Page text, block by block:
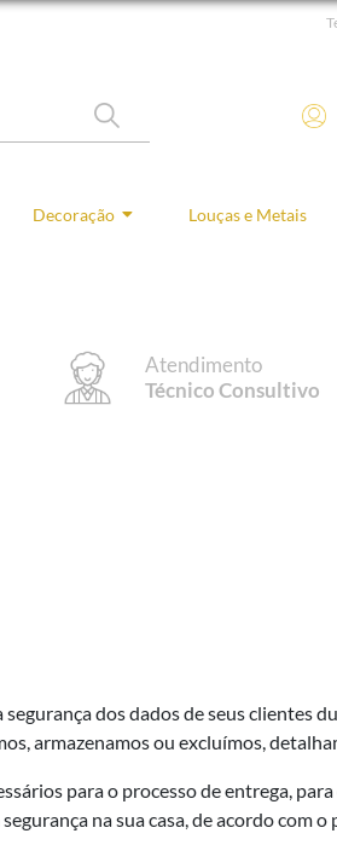
Decoração Louças e Metais
Atendimento
Técnico Consultivo
dos dados de seus clientes
armazenamos ou excluímos,
para o processo de entrega,
na sua casa, de acordo com